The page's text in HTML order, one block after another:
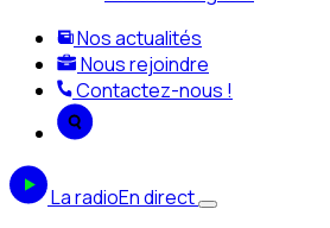
Nos actualités
Nous rejoindre
Contactez-nous !
La radioEn direct